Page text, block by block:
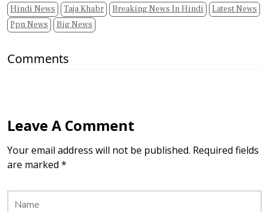
Hindi News Taja Khabr Breaking News In Hindi
Latest News
Ppn News
Big News
Comments
Leave A Comment
Your email address will not be published. Required fields
are marked *